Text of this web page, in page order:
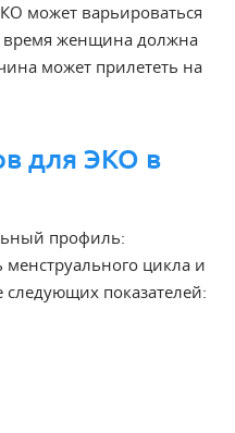
может варьироваться
время женщина должна
может прилететь на
для ЭКО в
профиль:
менструального цикла и
следующих показателей: